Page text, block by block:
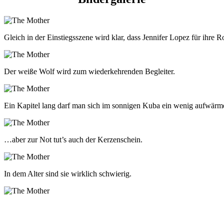
Gleich in der Einstiegsszene wird klar, dass Jennifer Lopez für ihre
Der weiße Wolf wird zum wiederkehrenden Begleiter.
Ein Kapitel lang darf man sich im sonnigen Kuba ein wenig
…aber zur Not tut’s auch der Kerzenschein.
In dem Alter sind sie wirklich schwierig.